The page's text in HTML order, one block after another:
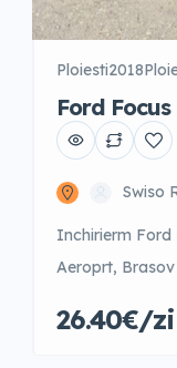
Ploiesti2018
Ford Focus
Swiso
Inchirierm Ford
Aeroprt,
40 EUR/zi 6-12
26.40€/zi